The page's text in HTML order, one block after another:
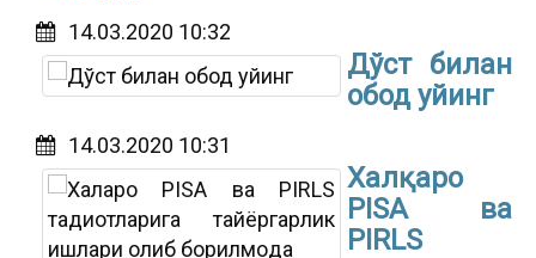
14.03.2020 10:32
Дўст билан
обод уйинг
14.03.2020 10:31
Халқаро
PISA ва
PIRLS